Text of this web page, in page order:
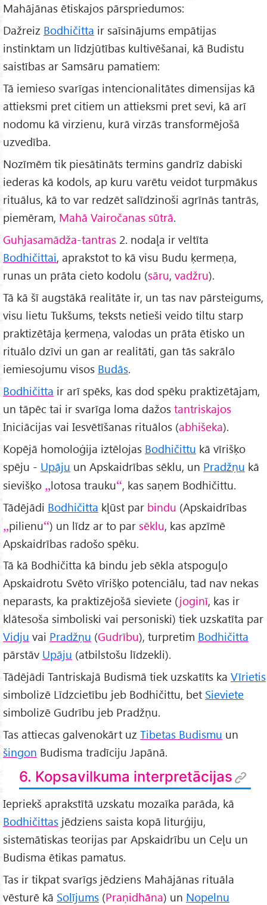
Mahājānas ētiskajos pārspriedumos:
Dažreiz Bodhičitta ir saīsinājums empātijas
instinktam un līdzjūtības kultivēšanai, kā Budistu
saistības ar Samsāru pamatiem:
Tā iemieso svarīgas intencionalitātes dimensijas kā
attieksmi pret citiem un attieksmi pret sevi, kā arī
nodomu kā virzienu, kurā virzās transformējošā
uzvedība.
Nozīmēm tik piesātināts termins gandrīz dabiski
iederas kā kodols, ap kuru varētu veidot turpmākus
rituālus, kā to var redzēt salīdzinoši agrīnās tantrās,
piemēram, Mahā Vairočanas sūtrā.
Guhjasamādža-tantras 2. nodaļa ir veltīta
Bodhičittai, aprakstot to kā visu Budu ķermeņa,
runas un prāta cieto kodolu (sāru, vadžru).
Tā kā šī augstākā realitāte ir, un tas nav pārsteigums,
visu lietu Tukšums, teksts netieši veido tiltu starp
praktizētāja ķermeņa, valodas un prāta ētisko un
rituālo dzīvi un gan ar realitāti, gan tās sakrālo
iemiesojumu visos Budās.
Bodhičitta ir arī spēks, kas dod spēku praktizētājam,
un tāpēc tai ir svarīga loma dažos tantriskajos
Iniciācijas vai Iesvētīšanas rituālos (abhišeka).
Kopējā homoloģija iztēlojas Bodhičittu kā vīrišķo
spēju - Upāju un Apskaidrības sēklu, un Pradžņu kā
sievišķo
lotosa trauku , kas saņem Bodhičittu.
Tādējādi Bodhičitta kļūst par bindu (Apskaidrības
pilienu ) un līdz ar to par sēklu, kas apzīmē
Apskaidrības radošo spēku.
Tā kā Bodhičitta kā bindu jeb sēkla atspoguļo
Apskaidrotu Svēto vīrišķo potenciālu, tad nav nekas
neparasts, ka praktizējošā sieviete (joginī, kas ir
klātesoša simboliski vai personiski) tiek uzskatīta par
Vidju vai Pradžņu (Gudrību), turpretim Bodhičitta
pārstāv Upāju (atbilstošu līdzekli).
Tādējādi Tantriskajā Budismā tiek uzskatīts ka Vīrietis
simbolizē Līdzcietību jeb Bodhičittu, bet Sieviete
simbolizē Gudrību jeb Pradžņu.
Tas attiecas galvenokārt uz Tibetas Budismu un
šingon Budisma tradīciju Japānā.
6. Kopsavilkuma interpretācijas
Iepriekš aprakstītā uzskatu mozaīka parāda, kā
Bodhičittas jēdziens saista kopā liturģiju,
sistemātiskas teorijas par Apskaidrību un Ceļu un
Budisma ētikas pamatus.
Tas ir tikpat svarīgs jēdziens Mahājānas rituāla
vēsturē kā Solījums (Praṇidhāna) un Nopelnu